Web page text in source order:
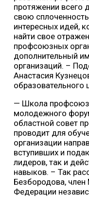
протяжении всего
свою
интересных идей,
найти свое
профсоюзных
дополнительный
организаций. –
Анастасия
образовательного
— Школа
молодежного
областной совет
проводит для
организации
вступивших и
лидеров, так и
навыков. – Так
Безбородова,
Федерации